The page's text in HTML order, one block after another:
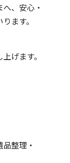
、安心・
ます。
げます。
整理・